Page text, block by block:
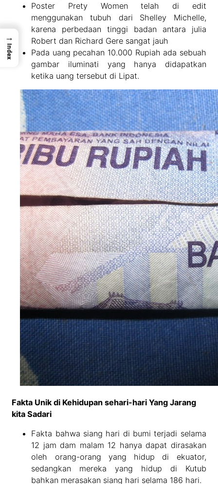
Poster Prety Women telah di edit
menggunakan tubuh dari Shelley Michelle,
karena perbedaan tinggi badan antara julia
Robert dan Richard Gere sangat jauh
Pada uang pecahan 10.000 Rupiah ada sebuah
gambar iluminati yang hanya didapatkan
ketika uang tersebut di Lipat.
Fakta Unik di Kehidupan sehari-hari Yang Jarang
kita Sadari
Fakta bahwa siang hari di bumi terjadi selama
12 jam dam malam 12 hanya dapat dirasakan
oleh orang-orang yang hidup di ekuator,
sedangkan mereka yang hidup di Kutub
bahkan merasakan siang hari selama 186 hari.
→
Index